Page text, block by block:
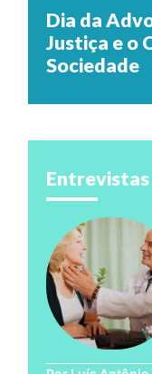
Dia da
Justiça e o
Sociedade
Entrevistas